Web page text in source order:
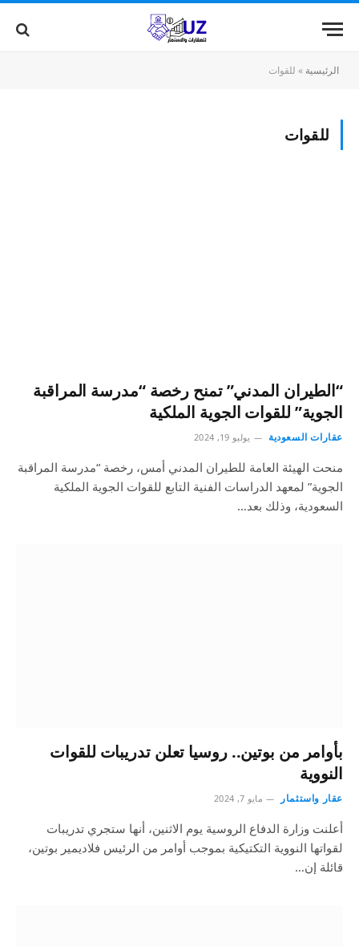
الرئيسية » للقوات
للقوات
“الطيران المدني” تمنح رخصة “مدرسة المراقبة
الجوية” للقوات الجوية الملكية
عقارات السعودية يوليو 19, 2024
منحت الهيئة العامة للطيران المدني أمس، رخصة “مدرسة المراقبة
الجوية” لمعهد الدراسات الفنية التابع للقوات الجوية الملكية
السعودية، وذلك بعد…
بأوامر من بوتين.. روسيا تعلن تدريبات للقوات
النووية
عقار واستثمار مايو 7, 2024
أعلنت وزارة الدفاع الروسية يوم الاثنين، أنها ستجري تدريبات
لقواتها النووية التكتيكية بموجب أوامر من الرئيس فلاديمير بوتين،
قائلة إن…